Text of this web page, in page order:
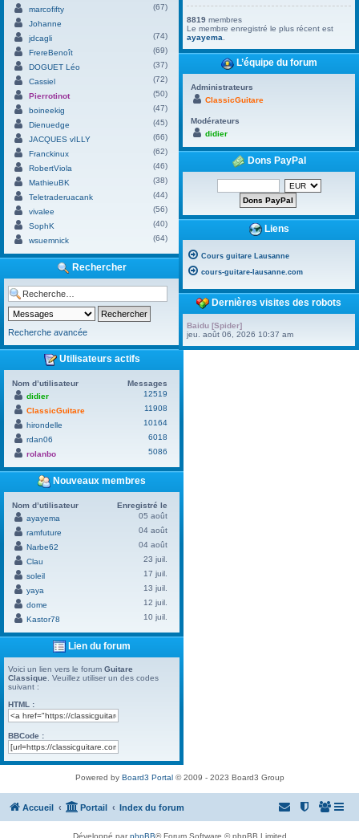
marcofifty
(67)
Johanne
jdcagli
(74)
FrereBenoît
(69)
DOGUET Léo
(37)
Cassiel
(72)
Pierrotinot
(50)
boineekig
(47)
Dienuedge
(45)
JACQUES vILLY
(66)
Franckinux
(62)
RobertViola
(46)
MathieuBK
(38)
Teletraderuacank
(44)
vivalee
(56)
SophK
(40)
wsuemnick
(64)
Rechercher
Recherche avancée
Utilisateurs actifs
Nom d’utilisateur
Messages
didier
12519
ClassicGuitare
11908
hirondelle
10164
rdan06
6018
rolanbo
5086
Nouveaux membres
Nom d’utilisateur
Enregistré le
ayayema
05 août
ramfuture
04 août
Narbe62
04 août
Clau
23 juil.
soleil
17 juil.
yaya
13 juil.
dome
12 juil.
Kastor78
10 juil.
Lien du forum
Voici un lien vers le forum Guitare
Classique . Veuillez utiliser un des codes
suivant :
HTML :
BBCode :
8819 membres
Le membre enregistré le plus récent est
ayayema
L’équipe du forum
Administrateurs
ClassicGuitare
Modérateurs
didier
Dons PayPal
Liens
Cours guitare Lausanne
cours-guitare-lausanne.com
Dernières visites des robots
Baidu [Spider]
jeu. août 06, 2026 10:37 am
Powered by Board3 Portal© 2009 - 2023 Board3 Group
Accueil Portail Index du forum
Développé parphpBB® Forum Software © phpBB Limited